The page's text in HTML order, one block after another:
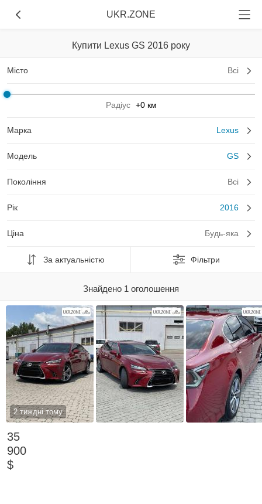
UKR.ZONE
Купити Lexus GS 2016 року
Місто Всі
Радіус +0 км
Марка Lexus
Модель GS
Покоління Всі
Рік 2016
Ціна Будь-яка
За актуальністю Фільтри
Знайдено 1 оголошення
2 тиждні тому
35
900
$